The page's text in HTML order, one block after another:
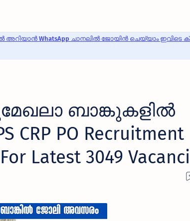
WhatsApp ചാനലിൽ ജോയിൻ ചെയ്യാം ഇവിടെ
ബാങ്കുകളില്‍
PO Recruitment
Latest 3049